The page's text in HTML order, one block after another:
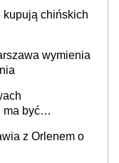
chińskich
wymienia
ma być
z Orlenem o